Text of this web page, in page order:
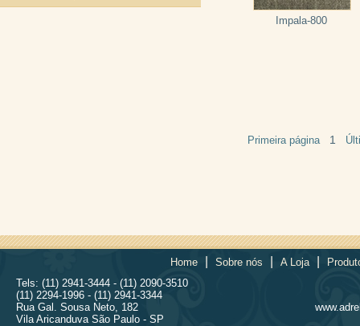
Impala-800
Primeira página 1
Home Sobre nós A Loja
Tels: (11) 2941-3444 - (11) 2090-3510
(11) 2294-1996 - (11) 2941-3344
Rua Gal. Sousa Neto, 182
Vila Aricanduva São Paulo - SP